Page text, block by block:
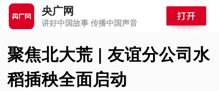
央广网
讲好中国故事 传播中国声音
聚焦北大荒 | 友谊分公司水
稻插秧全面启动